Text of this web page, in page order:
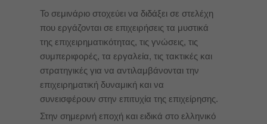
Το σεμινάριο στοχεύει να διδάξει σε στελέχη
που εργάζονται σε επιχειρήσεις τα μυστικά
της επιχειρηματικότητας, τις γνώσεις, τις
συμπεριφορές, τα εργαλεία, τις τακτικές και
στρατηγικές για να αντιλαμβάνονται την
επιχειρηματική δυναμική και να
συνεισφέρουν στην επιτυχία της επιχείρησης.
Στην σημερινή εποχή και ειδικά στο ελληνικό